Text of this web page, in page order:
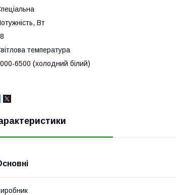
Вт
температура
6500 (холодний білий)